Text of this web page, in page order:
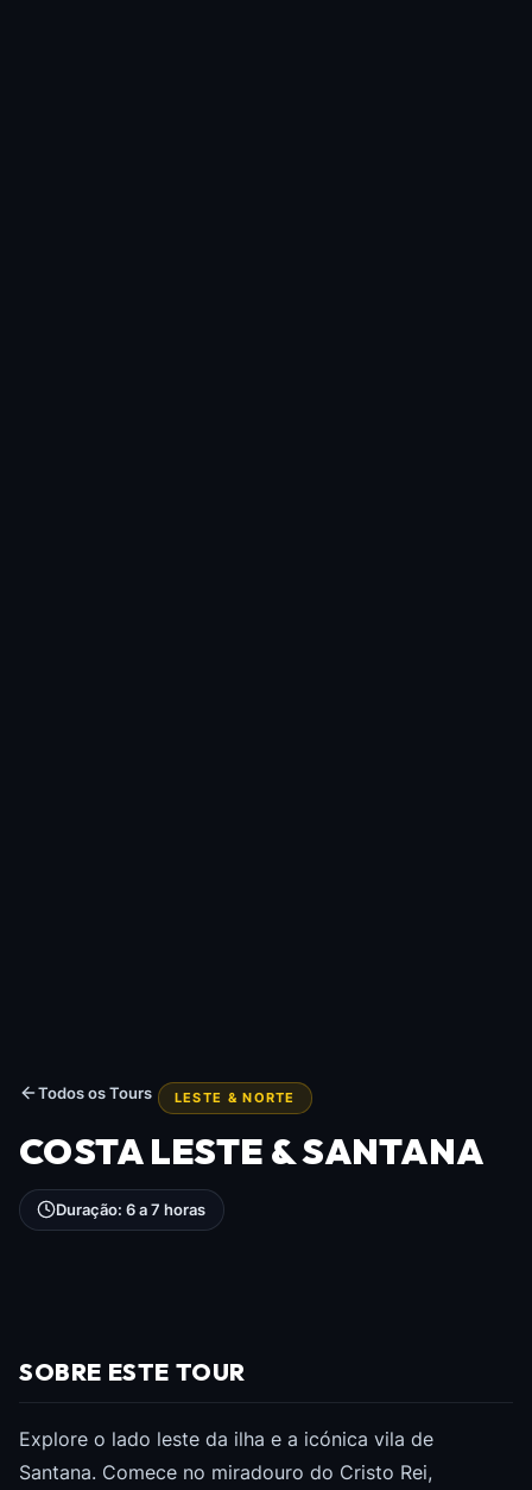
Todos os Tours LESTE & NORTE
COSTA LESTE & SANTANA
Duração: 6 a 7 horas
SOBRE ESTE TOUR
Explore o lado leste da ilha e a icónica vila de
Santana. Comece no miradouro do Cristo Rei,